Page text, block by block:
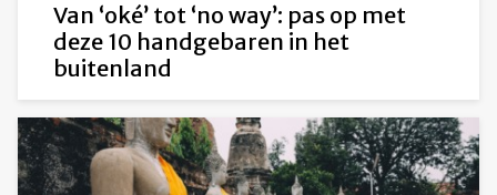
Van ‘oké’ tot ‘no way’: pas op met
deze 10 handgebaren in het
buitenland